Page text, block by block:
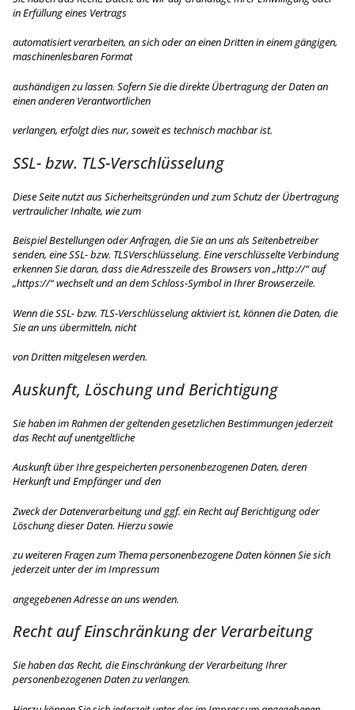
in Erfüllung eines Vertrags
automatisiert verarbeiten, an sich oder an einen Dritten in einem gängigen,
maschinenlesbaren Format
aushändigen zu lassen. Sofern Sie die direkte Übertragung der Daten an
einen anderen Verantwortlichen
verlangen, erfolgt dies nur, soweit es technisch machbar ist.
SSL- bzw. TLS-Verschlüsselung
Diese Seite nutzt aus Sicherheitsgründen und zum Schutz der Übertragung
vertraulicher Inhalte, wie zum
Beispiel Bestellungen oder Anfragen, die Sie an uns als Seitenbetreiber
senden, eine SSL- bzw. TLSVerschlüsselung. Eine verschlüsselte Verbindung
erkennen Sie daran, dass die Adresszeile des Browsers von „http://“ auf
„https://“ wechselt und an dem Schloss-Symbol in Ihrer Browserzeile.
Wenn die SSL- bzw. TLS-Verschlüsselung aktiviert ist, können die Daten, die
Sie an uns übermitteln, nicht
von Dritten mitgelesen werden.
Auskunft, Löschung und Berichtigung
Sie haben im Rahmen der geltenden gesetzlichen Bestimmungen jederzeit
das Recht auf unentgeltliche
Auskunft über Ihre gespeicherten personenbezogenen Daten, deren
Herkunft und Empfänger und den
Zweck der Datenverarbeitung und ggf. ein Recht auf Berichtigung oder
Löschung dieser Daten. Hierzu sowie
zu weiteren Fragen zum Thema personenbezogene Daten können Sie sich
jederzeit unter der im Impressum
angegebenen Adresse an uns wenden.
Recht auf Einschränkung der Verarbeitung
Sie haben das Recht, die Einschränkung der Verarbeitung Ihrer
personenbezogenen Daten zu verlangen.